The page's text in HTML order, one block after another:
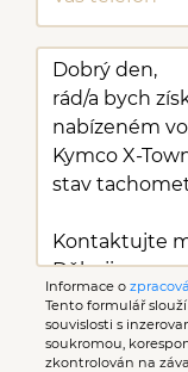
Informace o
Tento formulář
souvislosti s
soukromou,
zkontrolován na